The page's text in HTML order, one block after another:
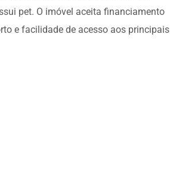
pet. O imóvel aceita financiamento
e facilidade de acesso aos principais